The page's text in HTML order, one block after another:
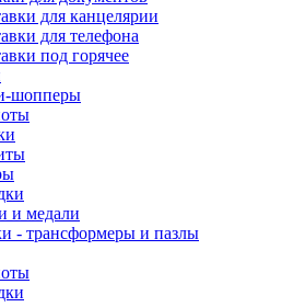
для канцелярии
для телефона
под горячее
шопперы
и медали
- трансформеры и пазлы